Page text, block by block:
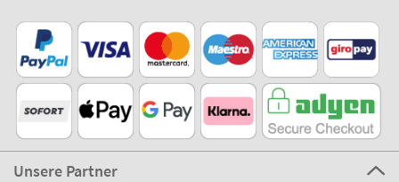
Unsere Partner